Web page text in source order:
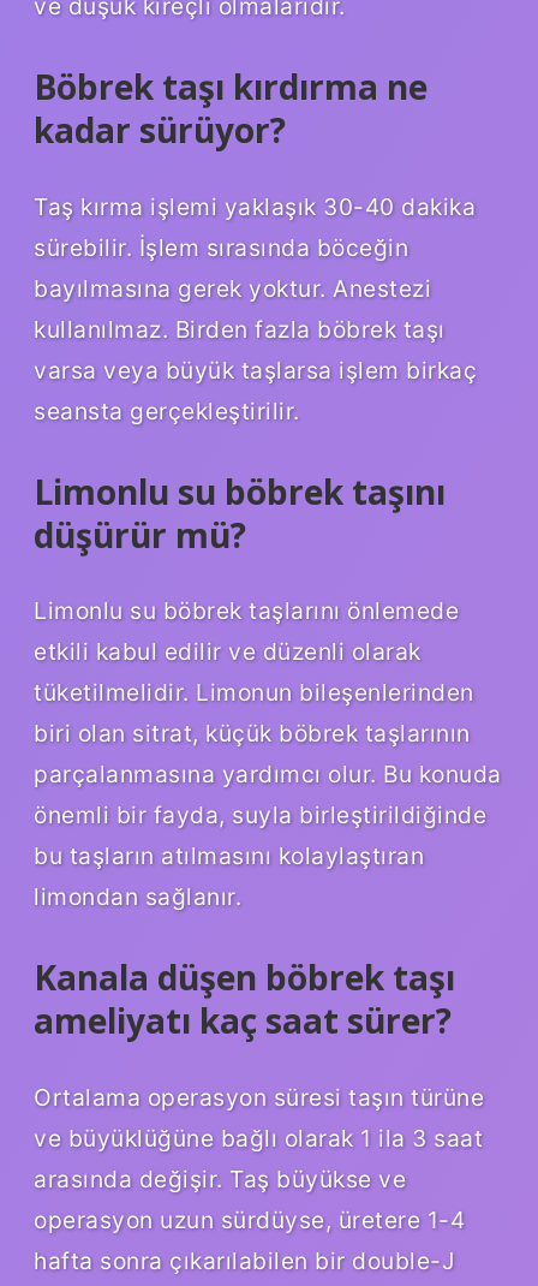
Böbrek taşı kırdırma ne
kadar sürüyor?
Taş kırma işlemi yaklaşık 30-40 dakika
sürebilir. İşlem sırasında böceğin
bayılmasına gerek yoktur. Anestezi
kullanılmaz. Birden fazla böbrek taşı
varsa veya büyük taşlarsa işlem birkaç
seansta gerçekleştirilir.
Limonlu su böbrek taşını
düşürür mü?
Limonlu su böbrek taşlarını önlemede
etkili kabul edilir ve düzenli olarak
tüketilmelidir. Limonun bileşenlerinden
biri olan sitrat, küçük böbrek taşlarının
parçalanmasına yardımcı olur. Bu konuda
önemli bir fayda, suyla birleştirildiğinde
bu taşların atılmasını kolaylaştıran
limondan sağlanır.
Kanala düşen böbrek taşı
ameliyatı kaç saat sürer?
Ortalama operasyon süresi taşın türüne
ve büyüklüğüne bağlı olarak 1 ila 3 saat
arasında değişir. Taş büyükse ve
operasyon uzun sürdüyse, üretere 1-4
hafta sonra çıkarılabilen bir double-J